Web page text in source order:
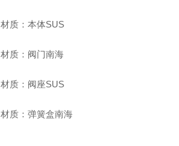
材质：本体SUS
材质：阀门南海
材质：阀座SUS
材质：弹簧盒南海